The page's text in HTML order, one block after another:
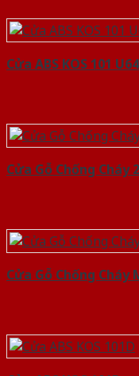
Cửa ABS KOS 101
Cửa Gỗ Chống Cháy
Cửa Gỗ Chống Cháy